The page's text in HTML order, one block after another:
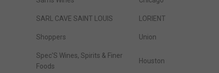
SARL CAVE SAINT LOUIS LORIENT
Shoppers Union
Spec'S Wines, Spirits & Finer
Foods
Houston